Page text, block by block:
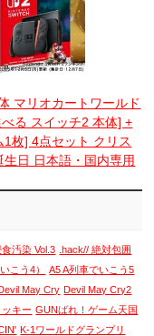
マリオカートワールド
る スイッチ2 本体] +
枚] 4点セット クリス
日 日本語・国内専用
汚染 Vol.3 .hack// 絶対包囲
こう4）
A5 A列車でいこう5
May Cry Devil May Cry2
キー GUNばれ！ゲーム天国
K-1ワールドグランプリ